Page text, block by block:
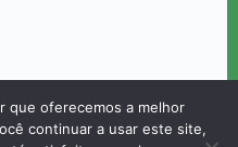
Sobre
que oferecemos a melhor
continuar a usar este site,